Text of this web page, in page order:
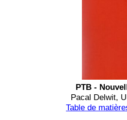
PTB -
Pacal Delwit,
Table de